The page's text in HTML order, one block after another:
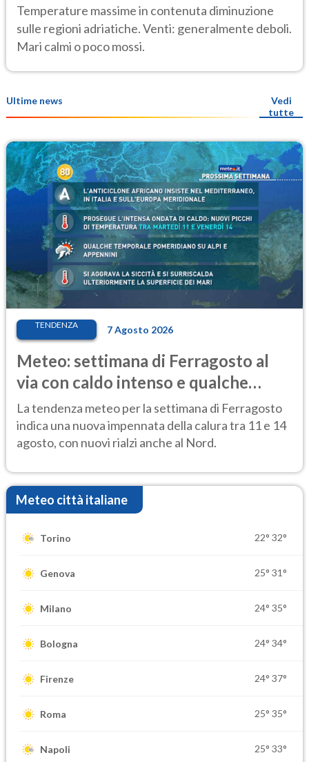
Temperature massime in contenuta diminuzione
sulle regioni adriatiche. Venti: generalmente deboli.
Mari calmi o poco mossi.
Ultime news
Vedi
tutte
TENDENZA 7 Agosto 2026
Meteo: settimana di Ferragosto al
via con caldo intenso e qualche
temporale
La tendenza meteo per la settimana di Ferragosto
indica una nuova impennata della calura tra 11 e 14
agosto, con nuovi rialzi anche al Nord.
Meteo città italiane
Torino 22° 32°
Genova 25° 31°
Milano 24° 35°
Bologna 24° 34°
Firenze 24° 37°
Roma 25° 35°
Napoli 25° 33°